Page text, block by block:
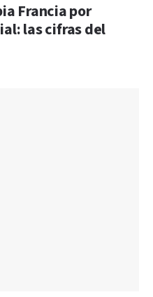
Francia por
las cifras del